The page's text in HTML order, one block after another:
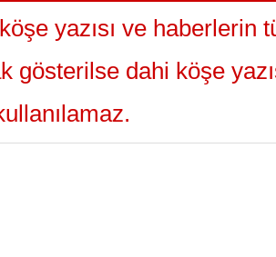
yazısı ve haberlerin
gösterilse dahi köşe